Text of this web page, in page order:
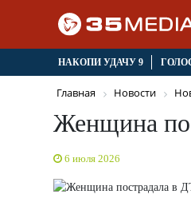
НАКОПИ УДАЧУ 9
Главная Новости
Женщина
6 июля 2026